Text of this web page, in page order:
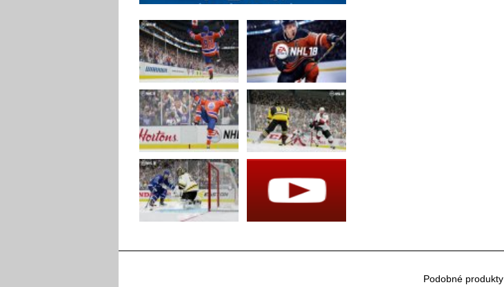
Podobné produkty